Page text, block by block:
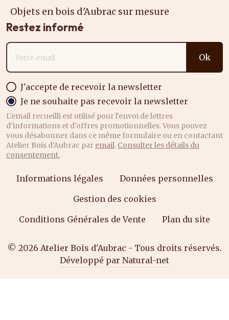
Objets en bois d'Aubrac sur mesure
Restez informé
Adresse email
Ok
J'accepte de recevoir la newsletter
Je ne souhaite pas recevoir la newsletter
L'email recueilli est utilisé pour l'envoi de lettres
d'informations et d'offres promotionnelles. Vous pouvez
vous désabonner dans ce même formulaire ou en contactant
Atelier Bois d'Aubrac par email. Consulter les détails du
consentement.
Informations légales
Données personnelles
Gestion des cookies
Conditions Générales de Vente
Plan du site
© 2026 Atelier Bois d'Aubrac - Tous droits réservés.
Développé par Natural-net